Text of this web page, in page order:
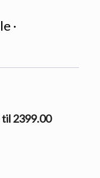
·
2399.00